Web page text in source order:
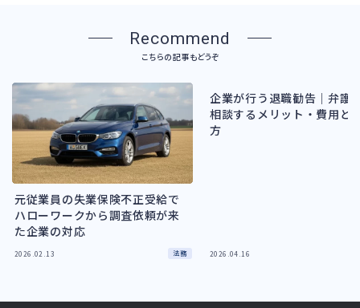
Recommend
こちらの記事もどうぞ
元従業員の失業保険不正受給で
ハローワークから調査依頼が来
た企業の対応
2026.02.13 法務
企業が行う退職勧告｜弁護
相談するメリット・費用と
方
2026.04.16